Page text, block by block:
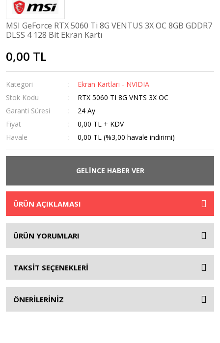
MSI GeForce RTX 5060 Ti 8G VENTUS 3X OC 8GB GDDR7
DLSS 4 128 Bit Ekran Kartı
0,00 TL
Kategori
Ekran Kartları - NVIDIA
Stok Kodu
RTX 5060 TI 8G VNTS 3X OC
Garanti Süresi
24 Ay
Fiyat
0,00 TL + KDV
Havale
0,00 TL (%3,00 havale indirimi)
GELİNCE HABER VER
ÜRÜN AÇIKLAMASI
ÜRÜN YORUMLARI
TAKSİT SEÇENEKLERİ
ÖNERİLERİNİZ